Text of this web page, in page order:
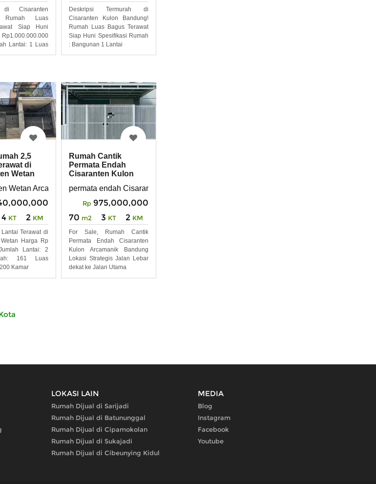
di Cisaranten
Rumah Luas
Siap Huni
Lantai: 1 Luas
Deskripsi Termurah di
Cisaranten Kulon Bandung!
Rumah Luas Bagus Terawat
Siap Huni Spesifikasi Rumah
: Bangunan 1 Lantai
2,5
di
Wetan
Wetan Arcamanik Bandung
4 KT 2 KM
Terawat di
Harga Rp
Lantai: 2
161 Luas
Kamar
Rumah Cantik
Permata Endah
Cisaranten Kulon
permata endah Cisaranten Kulon Arcamanik Bandung
Rp 975,000,000
70 m2 3 KT 2 KM
For Sale, Rumah Cantik
Permata Endah Cisaranten
Kulon Arcamanik Bandung
Lokasi Strategis Jalan Lebar
dekat ke Jalan Utama
LOKASI LAIN
Rumah Dijual di Sarijadi
Rumah Dijual di Batununggal
Rumah Dijual di Cipamokolan
Rumah Dijual di Sukajadi
Rumah Dijual di Cibeunying Kidul
MEDIA
Blog
Instagram
Facebook
Youtube